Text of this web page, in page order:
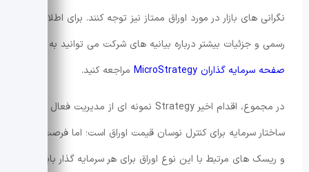
نگرانی های بازار در مورد اوراق ممتاز نیز توجه کنند. برای اطلاعات
رسمی و جزئیات بیشتر درباره بیانیه های شرکت می توانید به
صفحه سرمایه گذاران MicroStrategy
مراجعه کنید.
در مجموع، اقدام اخیر Strategy نمونه ای از مدیریت فعال
ساختار سرمایه برای کنترل نوسان قیمت اوراق است؛ اما فرصت ها
و ریسک های مرتبط با این نوع اوراق برای هر سرمایه گذار باید